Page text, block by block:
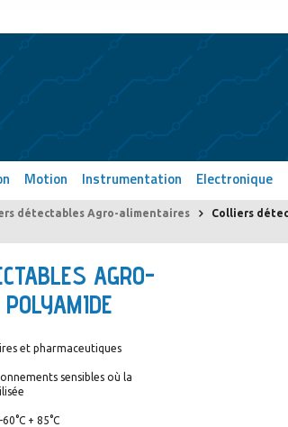
Motion Instrumentation Electronique
détectables Agro-alimentaires Colliers
AGRO-
et pharmaceutiques
sensibles où la
+ 85°C